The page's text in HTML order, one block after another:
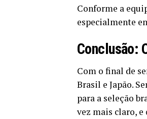
Conforme a
especialmente
Conclusão:
Com o final de
Brasil e Japão.
para a seleção
vez mais claro,